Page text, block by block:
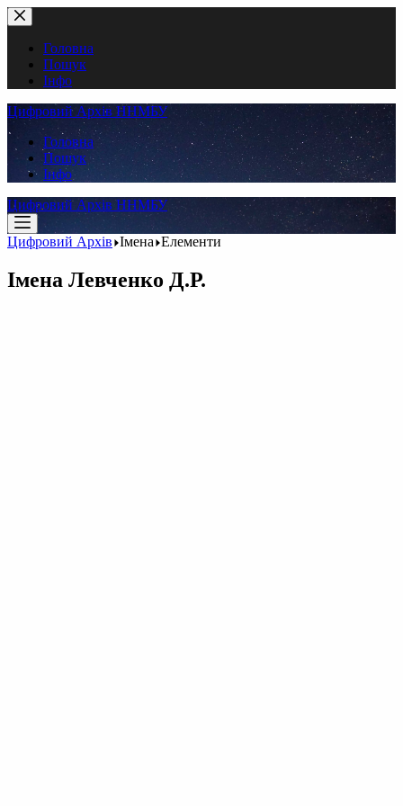
Перейти
до
вмістуГоловна
Пошук
Інфо
Цифровий Архів ННМБУ
Головна
Пошук
Інфо
Цифровий Архів ННМБУ
Цифровий Архів Імена Елементи
Імена Левченко Д.Р.